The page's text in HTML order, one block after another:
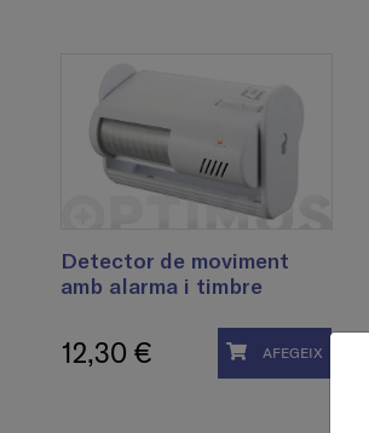
Detector de moviment
amb alarma i timbre
12,30 € AFEGEIX